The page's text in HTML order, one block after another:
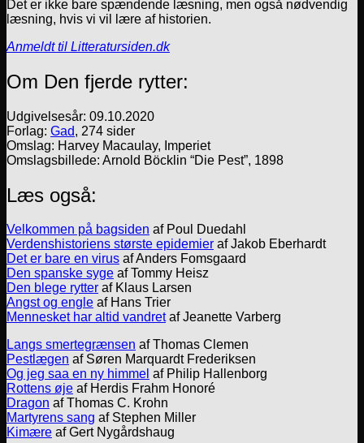
Det er ikke bare spændende læsning, men også nødvendig
læsning, hvis vi vil lære af historien.
Anmeldt til Litteratursiden.dk
Om Den fjerde rytter:
Udgivelsesår: 09.10.2020
Forlag: Gad, 274 sider
Omslag: Harvey Macaulay, Imperiet
Omslagsbillede: Arnold Böcklin “Die Pest”, 1898
Læs også:
Velkommen på bagsiden af Poul Duedahl
Verdenshistoriens største epidemier af Jakob Eberhardt
Det er bare en virus af Anders Fomsgaard
Den spanske syge af Tommy Heisz
Den blege rytter af Klaus Larsen
Angst og engle af Hans Trier
Mennesket har altid vandretaf Jeanette Varberg
Langs smertegrænsen af Thomas Clemen
Pestlægen af Søren Marquardt Frederiksen
Og jeg saa en ny himmel af Philip Hallenborg
Rottens øje af Herdis Frahm Honoré
Dragon af Thomas C. Krohn
Martyrens sang af Stephen Miller
Kimære af Gert Nygårdshaug